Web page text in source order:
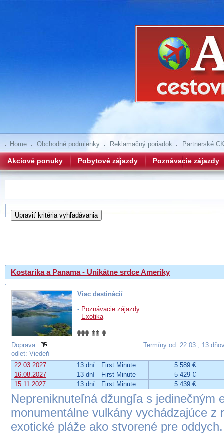
Home Obchodné podmienky Reklamačný poriadok Partnerské
Akciové ponuky Pobytové zájazdy Poznávacie zájazdy
Kostarika a Panama - Unikátne srdce Ameriky
Viac destinácií
- Poznávacie zájazdy
- Exotika
Doprava:
Termíny od: 22.03., 13
odlet: Viedeň
22.03.2027
13 dní First Minute
5 589 €
16.08.2027
13 dní First Minute
5 429 €
15.11.2027
13 dní First Minute 5 439 €
Nepreniknuteľná džungľa s jedinečným
monumentálne vulkány vychádzajúce z
exotické pláže ako stvorené pre